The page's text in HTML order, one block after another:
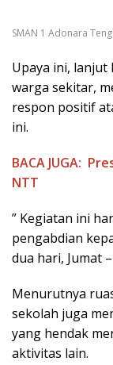
SMAN 1 Adonara
Upaya ini,
warga sekitar,
respon positif
ini.
BACA JUGA:
NTT
” Kegiatan ini
pengabdian
dua hari, Jumat
Menurutnya
sekolah juga
yang hendak
aktivitas lain.